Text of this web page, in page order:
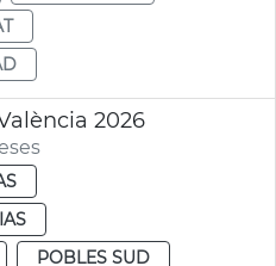
2026
POBLES SUD